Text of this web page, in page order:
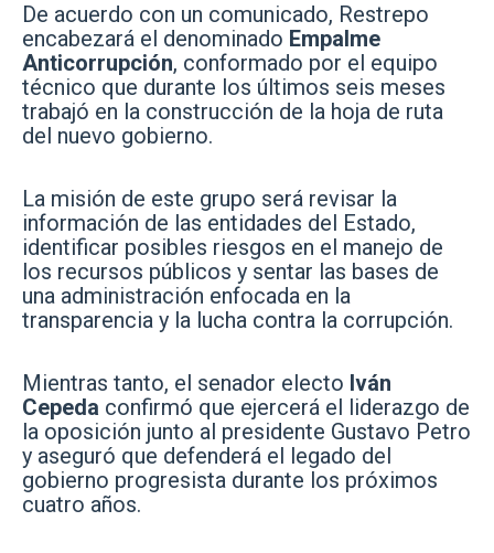
De acuerdo con un comunicado, Restrepo
encabezará el denominado Empalme
Anticorrupción, conformado por el equipo
técnico que durante los últimos seis meses
trabajó en la construcción de la hoja de ruta
del nuevo gobierno.
La misión de este grupo será revisar la
información de las entidades del Estado,
identificar posibles riesgos en el manejo de
los recursos públicos y sentar las bases de
una administración enfocada en la
transparencia y la lucha contra la corrupción.
Mientras tanto, el senador electo Iván
Cepeda confirmó que ejercerá el liderazgo de
la oposición junto al presidente Gustavo Petro
y aseguró que defenderá el legado del
gobierno progresista durante los próximos
cuatro años.